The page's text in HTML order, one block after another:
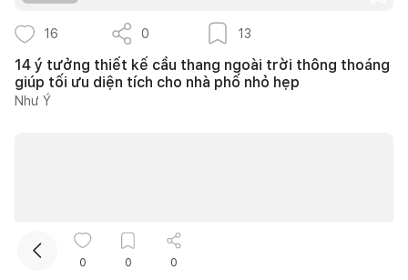
16 0 13
14 ý tưởng thiết kế cầu thang ngoài trời thông thoáng
giúp tối ưu diện tích cho nhà phố nhỏ hẹp
Như Ý
0 0 0
Kết nối thiết kế, thi công